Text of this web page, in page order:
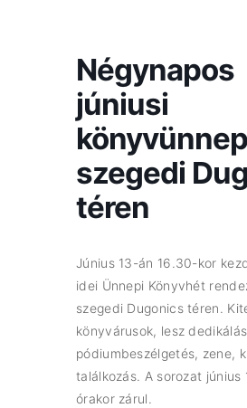
Négynapos
júniusi
szegedi
téren
Június 13-án 16.30-kor
idei Ünnepi Könyvhét
szegedi Dugonics téren.
könyvárusok, lesz
pódiumbeszélgetés, zene,
találkozás. A sorozat június
órakor zárul.